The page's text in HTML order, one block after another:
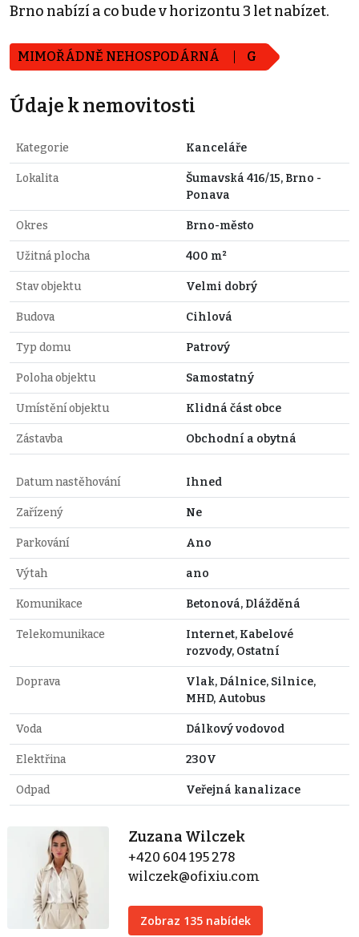
Brno nabízí a co bude v horizontu 3 let nabízet.
MIMOŘÁDNĚ NEHOSPODÁRNÁ G
Údaje k nemovitosti
Kategorie Kanceláře
Lokalita
Šumavská 416/15, Brno -
Ponava
Okres Brno-město
Užitná plocha 400 m²
Stav objektu Velmi dobrý
Budova Cihlová
Typ domu Patrový
Poloha objektu Samostatný
Umístění objektu Klidná část obce
Zástavba Obchodní a obytná
Datum nastěhování Ihned
Zařízený Ne
Parkování Ano
Výtah ano
Komunikace Betonová, Dlážděná
Telekomunikace
Internet, Kabelové
rozvody, Ostatní
Doprava
Vlak, Dálnice, Silnice,
MHD, Autobus
Voda Dálkový vodovod
Elektřina 230V
Odpad Veřejná kanalizace
Zuzana Wilczek
+420 604 195 278
wilczek@ofixiu.com
Zobraz 135 nabídek